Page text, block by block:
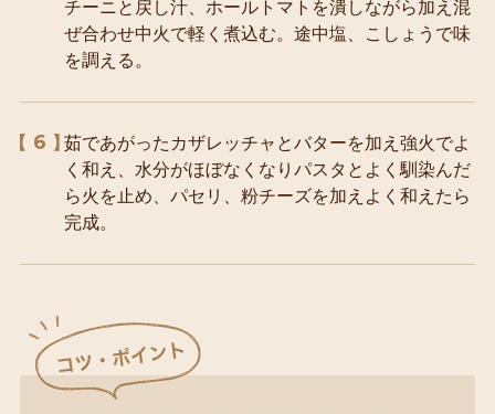
チーニと戻し汁、ホールトマトを潰しながら加え混
ぜ合わせ中火で軽く煮込む。途中塩、こしょうで味
を調える。
6
茹であがったカザレッチャとバターを加え強火でよ
く和え、水分がほぼなくなりパスタとよく馴染んだ
ら火を止め、パセリ、粉チーズを加えよく和えたら
完成。